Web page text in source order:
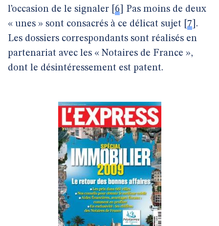
l’occasion de le signaler 6
Pas moins de deux
« unes » sont consacrés à ce délicat sujet 7 .
Les dossiers correspondants sont réalisés en
partenariat avec les « Notaires de France »,
dont le désintéressement est patent.